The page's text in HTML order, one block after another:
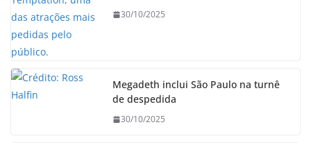
30/10/2025
Megadeth inclui São Paulo na turnê
de despedida
30/10/2025